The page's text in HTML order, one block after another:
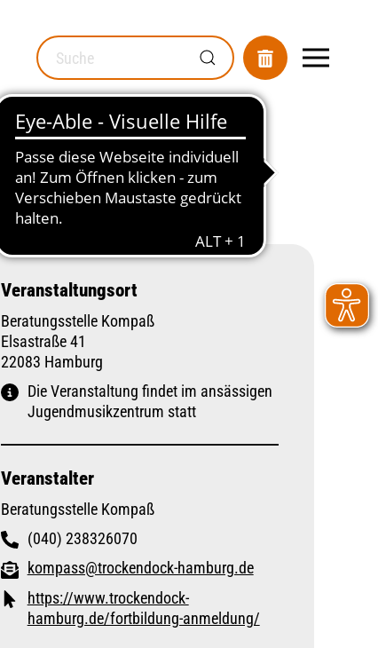
MOD_GESUNDHEITSWEGWEISER_SEARCH_LABEL
Veranstaltungsort
Beratungsstelle Kompaß
Elsastraße 41
22083 Hamburg
Die Veranstaltung findet im ansässigen
Jugendmusikzentrum statt
Veranstalter
Beratungsstelle Kompaß
(040) 238326070
kompass@trockendock-hamburg.de
https://www.trockendock-
hamburg.de/fortbildung-anmeldung/